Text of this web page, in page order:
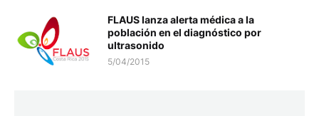
FLAUS lanza alerta médica a la
población en el diagnóstico por
ultrasonido
5/04/2015